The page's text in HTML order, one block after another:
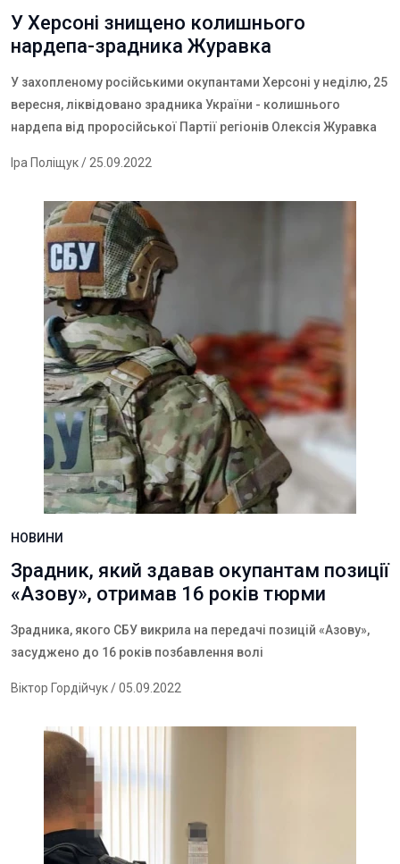
У Херсоні знищено колишнього
нардепа-зрадника Журавка
У захопленому російськими окупантами Херсоні у неділю, 25
вересня, ліквідовано зрадника України - колишнього
нардепа від проросійської Партії регіонів Олексія Журавка
Іра Поліщук/ 25.09.2022
НОВИНИ
Зрадник, який здавав окупантам позиції
«Азову», отримав 16 років тюрми
Зрадника, якого СБУ викрила на передачі позицій «Азову»,
засуджено до 16 років позбавлення волі
Віктор Гордійчук/ 05.09.2022